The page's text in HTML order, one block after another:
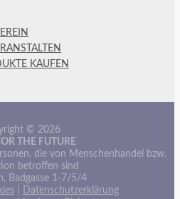
KAUFEN
© 2026
THE FUTURE
die von Menschenhandel bzw.
betroffen sind
Badgasse 1-7/5/4
|
Datenschutzerklärung